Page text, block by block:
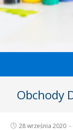
Obchody
28 września 2020